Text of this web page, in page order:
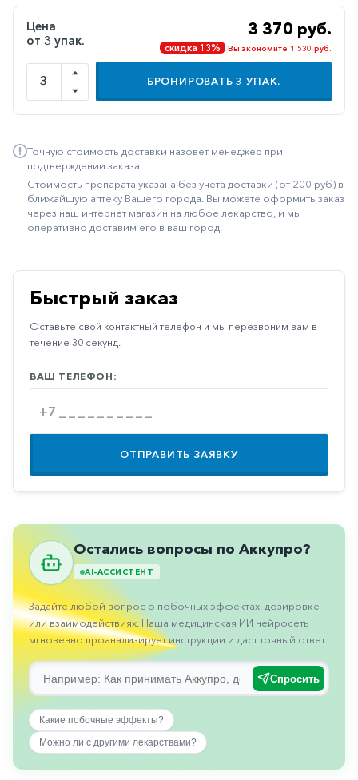
Метаболизм
Минеральный
обмен
Наружные
Неврологические
Остеопороз
Офтальмология
Противовирусные
Противовоспалительные
Противоопухолевые
Противоподагрические
Противорвотные
Противоэпилептические
Пульмонология
Сердечные
Сосудистые
Тромбозы
Урология
Ухо-
горло-
нос
Хирургия
Щитовидная
Цена
от 3 упак.
3 370 руб.
скидка 13% Вы экономите 1 530 руб.
БРОНИРОВАТЬ3 УПАК.
Точную стоимость доставки назовет менеджер при
подтверждении заказа.
Стоимость препарата указана без учёта доставки (от 200 руб) в
ближайшую аптеку Вашего города. Вы можете оформить заказ
через наш интернет магазин на любое лекарство, и мы
оперативно доставим его в ваш город.
Быстрый заказ
Оставьте свой контактный телефон и мы перезвоним вам в
течение 30 секунд.
ВАШ ТЕЛЕФОН:
ОТПРАВИТЬ ЗАЯВКУ
Остались вопросы по Аккупро?
AI-АССИСТЕНТ
Задайте любой вопрос о побочных эффектах, дозировке
или взаимодействиях. Наша медицинская ИИ нейросеть
мгновенно проанализирует инструкции и даст точный ответ.
Спросить
Какие побочные эффекты?
Можно ли с другими лекарствами?